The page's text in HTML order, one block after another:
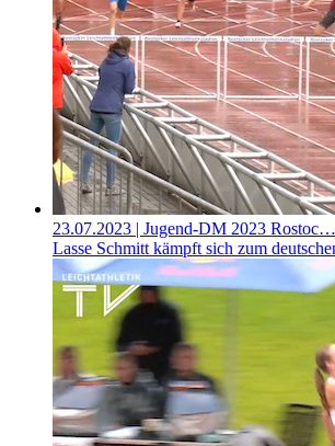
23.07.2023 | Jugend-DM 2023 Rostoc…
Lasse Schmitt kämpft sich zum